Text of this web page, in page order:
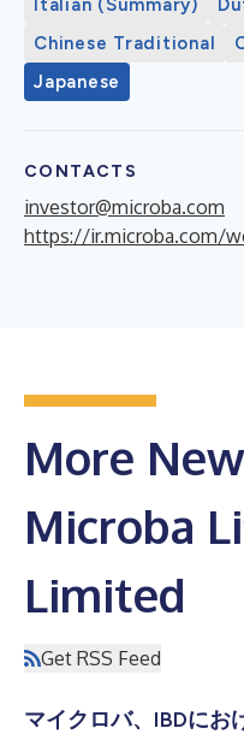
Italian (Summary)
Chinese Traditional
Japanese
CONTACTS
investor@microba.com
https://ir.microba.com/
More
Microba
Limited
Get RSS Feed
マイクロバ、IBDにお